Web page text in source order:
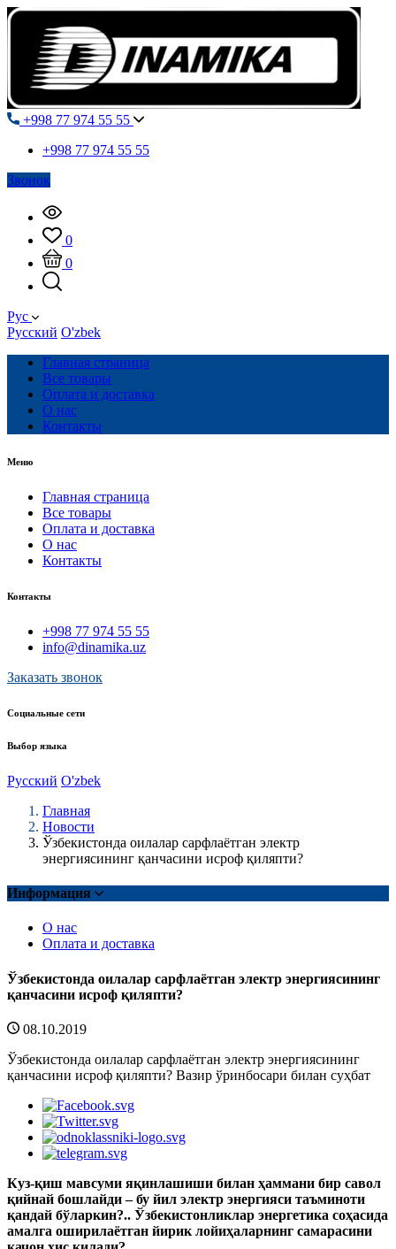
+998 77 974 55 55
+998 77 974 55 55
Звонок
0
0
Рус
Русский O'zbek
Главная страница
Все товары
Оплата и доставка
О нас
Контакты
Меню
Главная страница
Все товары
Оплата и доставка
О нас
Контакты
Контакты
+998 77 974 55 55
info@dinamika.uz
Заказать звонок
Социальные сети
Выбор языка
Русский O'zbek
Главная
Новости
Ўзбекистонда оилалар сарфлаётган электр
энергиясининг қанчасини исроф қиляпти?
Информация
О нас
Оплата и доставка
Ўзбекистонда оилалар сарфлаётган электр энергиясининг
қанчасини исроф қиляпти?
08.10.2019
Ўзбекистонда оилалар сарфлаётган электр энергиясининг
қанчасини исроф қиляпти? Вазир ўринбосари билан суҳбат
Куз-қиш мавсуми яқинлашиши билан ҳаммани бир савол
қийнай бошлайди – бу йил электр энергияси таъминоти
қандай бўларкин?.. Ўзбекистонликлар энергетика соҳасида
амалга оширилаётган йирик лойиҳаларнинг самарасини